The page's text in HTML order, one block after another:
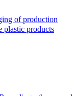
of production
products